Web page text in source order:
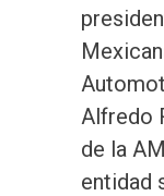
Alfredo
de la
entidad